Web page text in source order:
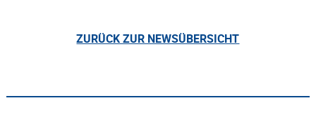
ZURÜCK ZUR NEWSÜBERSICHT